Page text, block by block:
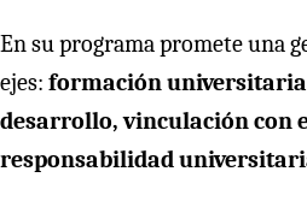
En su programa promete una
ejes: formación
desarrollo, vinculación con
responsabilidad